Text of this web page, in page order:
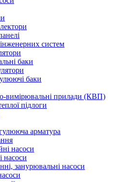
систем
баки
баки
вимірювальні прилади (КВП)
підлоги
арматура
насоси
насоси
занурювальні насоси